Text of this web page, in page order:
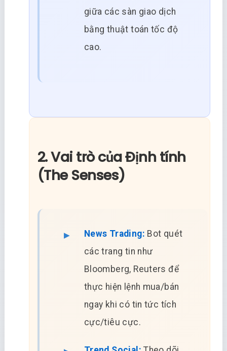
giữa các sàn giao dịch
bằng thuật toán tốc độ
cao.
2. Vai trò của Định tính
(The Senses)
News Trading: Bot quét
các trang tin như
Bloomberg, Reuters để
thực hiện lệnh mua/bán
ngay khi có tin tức tích
cực/tiêu cực.